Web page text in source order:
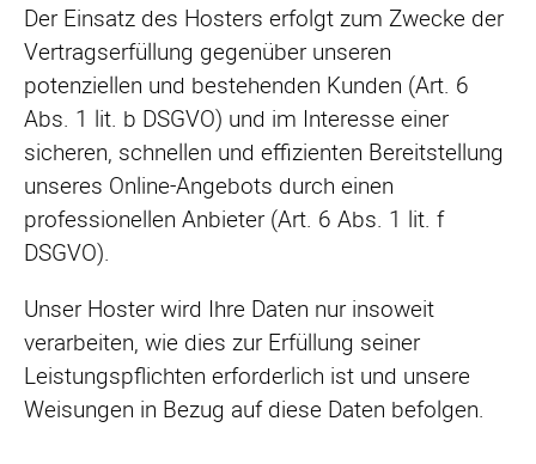
Der Einsatz des Hosters erfolgt zum Zwecke der
Vertragserfüllung gegenüber unseren
potenziellen und bestehenden Kunden (Art. 6
Abs. 1 lit. b DSGVO) und im Interesse einer
sicheren, schnellen und effizienten Bereitstellung
unseres Online-Angebots durch einen
professionellen Anbieter (Art. 6 Abs. 1 lit. f
DSGVO).
Unser Hoster wird Ihre Daten nur insoweit
verarbeiten, wie dies zur Erfüllung seiner
Leistungspflichten erforderlich ist und unsere
Weisungen in Bezug auf diese Daten befolgen.